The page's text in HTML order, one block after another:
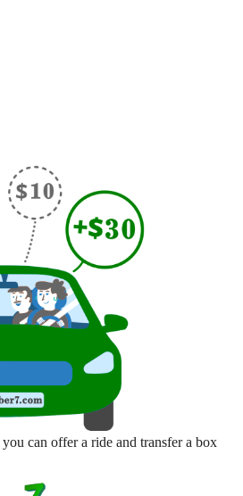
can offer a ride and transfer a box